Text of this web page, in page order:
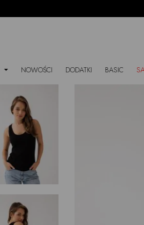
NOWOŚCI DODATKI BASIC